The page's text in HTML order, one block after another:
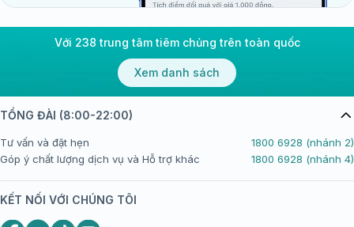
Với 238 trung tâm tiêm chủng trên toàn quốc
Xem danh sách
TỔNG ĐÀI (8:00-22:00)
Tư vấn và đặt hẹn
1800 6928 (nhánh 2)
Góp ý chất lượng dịch vụ và Hỗ trợ khác
1800 6928 (nhánh 4)
KẾT NỐI VỚI CHÚNG TÔI